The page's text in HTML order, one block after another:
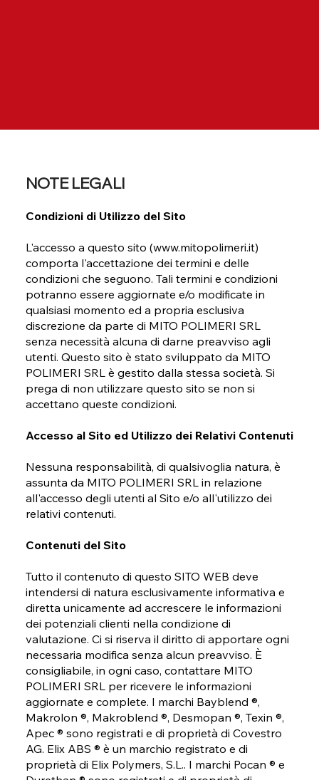
NOTE LEGALI
Condizioni di Utilizzo del Sito
L'accesso a questo sito (www.mitopolimeri.it)
comporta l'accettazione dei termini e delle
condizioni che seguono. Tali termini e condizioni
potranno essere aggiornate e/o modificate in
qualsiasi momento ed a propria esclusiva
discrezione da parte di MITO POLIMERI SRL
senza necessità alcuna di darne preavviso agli
utenti. Questo sito è stato sviluppato da MITO
POLIMERI SRL è gestito dalla stessa società. Si
prega di non utilizzare questo sito se non si
accettano queste condizioni.
Accesso al Sito ed Utilizzo dei Relativi Contenuti
Nessuna responsabilità, di qualsivoglia natura, è
assunta da MITO POLIMERI SRL in relazione
all'accesso degli utenti al Sito e/o all'utilizzo dei
relativi contenuti.
Contenuti del Sito
Tutto il contenuto di questo SITO WEB deve
intendersi di natura esclusivamente informativa e
diretta unicamente ad accrescere le informazioni
dei potenziali clienti nella condizione di
valutazione. Ci si riserva il diritto di apportare ogni
necessaria modifica senza alcun preavviso. È
consigliabile, in ogni caso, contattare MITO
POLIMERI SRL per ricevere le informazioni
aggiornate e complete. I marchi Bayblend ®,
Makrolon ®, Makroblend ®, Desmopan ®, Texin ®,
Apec ® sono registrati e di proprietà di Covestro
AG. Elix ABS ® è un marchio registrato e di
proprietà di Elix Polymers, S.L.. I marchi Pocan ® e